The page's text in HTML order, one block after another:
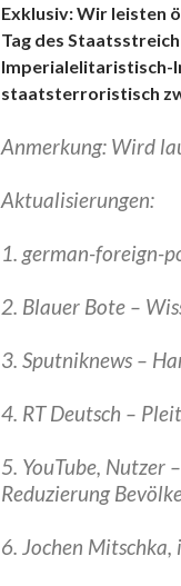
Exklusiv: Wir leisten
Tag des
Imperialelitaristisch-
staatsterroristisch
Anmerkung: Wird
Aktualisierungen:
1. german-foreign-
2. Blauer Bote –
3. Sputniknews –
4. RT Deutsch –
5. YouTube, Nutzer
Reduzierung
6. Jochen